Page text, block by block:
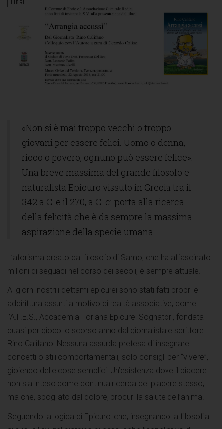
LIBRI
«Non si è mai troppo vecchi o troppo
giovani per essere felici. Uomo o donna,
ricco o povero, ognuno può essere felice».
Una breve massima del grande filosofo e
naturalista Epicuro vissuto in Grecia tra il
342 a.C. e il 270, a.C. ci porta alla ricerca
della felicità che è da sempre la massima
aspirazione della specie umana.
L’aforisma creato dal filosofo di Samo, che ha affascinato
milioni di seguaci nel corso dei secoli, è sempre attuale.
Ai giorni nostri i dettami epicurei sono stati fatti propri e
addirittura assurti a motivo di realtà associative, come
l’A.F.E.S., Accademia Foriana Epicurei Sognatori, fondata
quasi per gioco lo scorso anno dal giornalista e scrittore
Rino Califano. Nessuna assurda pretesa di insegnare
concetti o stili comportamentali, solo consigli per “vivere”,
gioiendo delle cose semplici. Un’esistenza dove il piacere
non sia inteso come continua ricerca del piacere stesso,
ma che, spogliato dal dolore, procuri la salute dell’anima.
Seguendo la logica di Epicuro, che, insegnando la filosofia